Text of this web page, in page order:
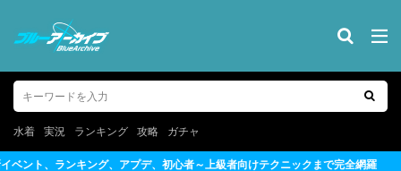
水着 実況 ランキング 攻略 ガチャ
上級者向けテクニックまで完全網羅